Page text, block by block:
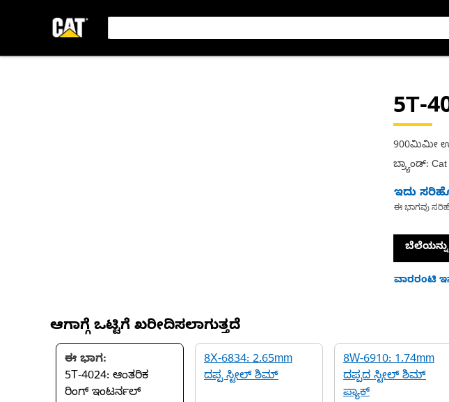
5T-
900ಮಿಮೀ
ಬ್ರ್ಯಾಂಡ್: Cat
ಇದು
ಈ ಭಾಗವು
ವಾರರಂಟಿ
ಆಗಾಗ್ಗೆ ಒಟ್ಟಿಗೆ ಖರೀದಿಸಲಾಗುತ್ತದೆ
ಈ ಭಾಗ:
5T-4024: ಆಂತರಿಕ
ರಿಂಗ್ ಇಂಟರ್ನಲ್
8X-6834: 2.65mm
ದಪ್ಪ ಸ್ಟೀಲ್ ಶಿಮ್
8W-6910: 1.74mm
ದಪ್ಪದ ಸ್ಟೀಲ್ ಶಿಮ್
ಪ್ಯಾಕ್